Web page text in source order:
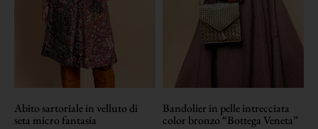
Abito sartoriale in velluto di
seta micro fantasia
Bandolier in pelle intrecciata
color bronzo “Bottega Veneta”